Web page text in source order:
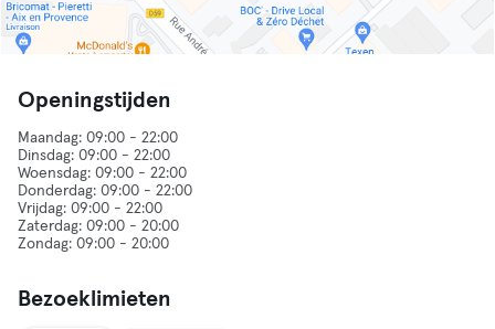
Openingstijden
Maandag: 09:00 - 22:00
Dinsdag: 09:00 - 22:00
Woensdag: 09:00 - 22:00
Donderdag: 09:00 - 22:00
Vrijdag: 09:00 - 22:00
Zaterdag: 09:00 - 20:00
Bezoeklimieten